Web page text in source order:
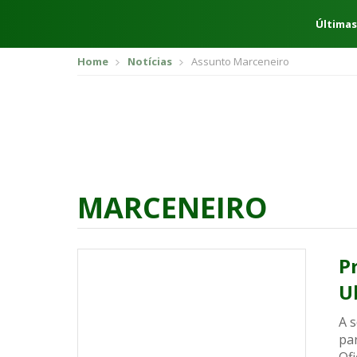
Home Notícias Assunto Marceneiro
MARCENEIRO
A